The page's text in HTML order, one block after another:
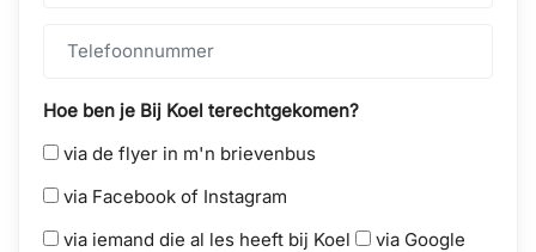
Hoe ben je Bij Koel terechtgekomen?
via de flyer in m'n brievenbus
via Facebook of Instagram
via iemand die al les heeft bij Koel
via Google